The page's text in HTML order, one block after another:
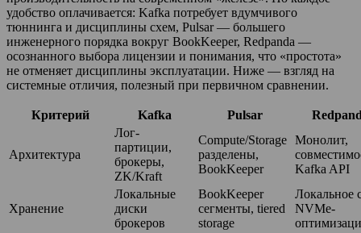
удобство оплачивается: Kafka потребует вдумчивого
тюннинга и дисциплины схем, Pulsar — большего
инженерного порядка вокруг BookKeeper, Redpanda —
осознанного выбора лицензии и понимания, что «простота»
не отменяет дисциплины эксплуатации. Ниже — взгляд на
системные отличия, полезный при первичном сравнении.
Критерий Kafka Pulsar
Архитектура
Лог-
партиции,
брокеры,
ZK/Kraft
Compute/Storage
разделены,
BookKeeper
Монолит,
Kafka API
Хранение
Локальные
диски
брокеров
BookKeeper
сегменты, tiered
storage
Локальное
NVMe-